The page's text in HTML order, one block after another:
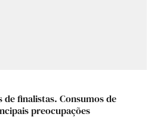
de finalistas. Consumos de
preocupações